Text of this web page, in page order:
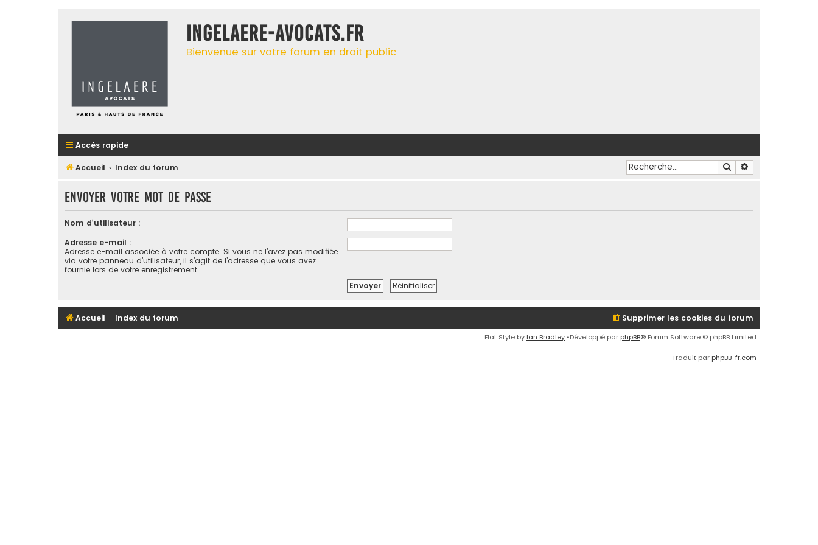
INGELAERE-AVOCATS.FR
Bienvenue sur votre forum en droit public
Accès rapide
Accueil Index du forum Rechercher
Envoyer votre mot de passe
Nom d’utilisateur :
Adresse e-mail :
Adresse e-mail associée à votre compte. Si vous ne l’avez pas modifiée
via votre panneau d’utilisateur, il s’agit de l’adresse que vous avez
fournie lors de votre enregistrement.
Accueil Index du forum Supprimer les cookies du forum
Flat Style by Ian Bradley •Développé par phpBB® Forum Software © phpBB Limited
Traduit par phpBB-fr.com